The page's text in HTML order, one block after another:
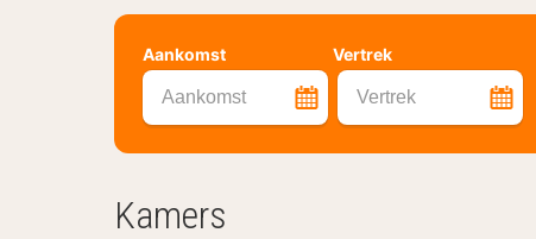
Aankomst Vertrek
Aankomst Vertrek
Kamers